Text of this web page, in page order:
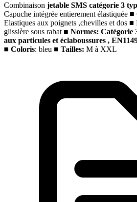
Combinaison jetable SMS catégorie 3
Capuche intégrée entierement élastiquée ■
Elastiques aux poignets ,chevilles et dos ■
glissière sous rabat ■ Normes: Catégorie
aux particules et éclaboussures ,
■ Coloris: bleu ■ Tailles: M à XXL